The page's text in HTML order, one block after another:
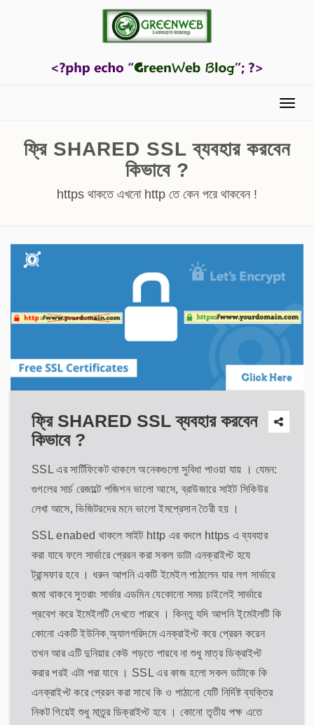
Menu
ফ্রি SHARED SSL ব্যবহার করবেন
কিভাবে ?
https থাকতে এখনো http তে কেন পরে থাকবেন !
ফ্রি SHARED SSL ব্যবহার করবেন
কিভাবে ?
SSL এর সার্টিফিকেট থাকলে অনেকগুলো সুবিধা পাওয়া যায় । যেমন:
গুগলের সার্চ রেজাল্টে পজিশন ভালো আসে, ব্রাউজারে সাইট সিকিউর
লেখা আসে, ভিজিটরদের মনে ভালো ইমপ্রেসান তৈরী হয় ।
SSL enabed থাকলে সাইট http এর বদলে https এ ব্যবহার
করা যাবে ফলে সার্ভারে প্রেরন করা সকল ডাটা এনক্রাইপ্ট হযে
ট্রান্সফার হবে । ধরুন আপনি একটি ইমেইল পাঠালেন যার লগ সার্ভারে
জমা থাকবে সুতরাং সার্ভার এডমিন যেকোনো সময় চাইলেই সার্ভারে
প্রবেশ করে ইমেইলটি দেখতে পারবে । কিন্তু যদি আপনি ই্মেইলটি কি
কোনো একটি ইউনিক ্অ্যালগরিদমে এনক্রাইপ্ট করে প্রেরন করেন
তখন আর এটি দুনিয়ার কেউ পড়তে পারবে না শুধু মাত্র ডিক্রাইপ্ট
করার পরই এটা পরা যাবে । SSL এর কাজ হলো সকল ডাটাকে কি
এনক্রাইপ্ট করে প্রেরন করা সাথে কি ও পাঠানো যেটি নির্দিষ্ট ব্যক্তির
নিকট গিয়েই শুধু মাত্র্র ডিক্রাইপ্ট হবে । কোনো তৃতীয় পক্ষ এতে